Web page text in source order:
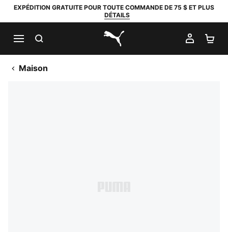
EXPÉDITION GRATUITE POUR TOUTE COMMANDE DE 75 $ ET PLUS
DÉTAILS
PUMA.com
MON
Maison